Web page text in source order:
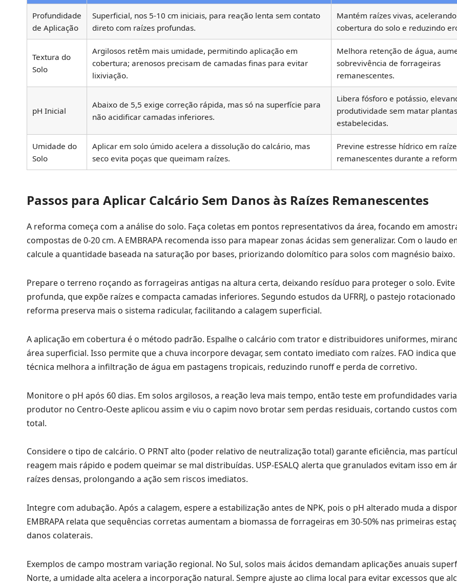
Profundidade
de Aplicação
Superficial, nos 5-10 cm iniciais, para reação lenta sem contato
direto com raízes profundas.
Mantém raízes vivas,
cobertura do solo e reduzindo
Textura do
Solo
Argilosos retêm mais umidade, permitindo aplicação em
cobertura; arenosos precisam de camadas finas para evitar
lixiviação.
Melhora retenção de água,
sobrevivência de forrageiras
remanescentes.
pH Inicial
Abaixo de 5,5 exige correção rápida, mas só na superfície para
não acidificar camadas inferiores.
Libera fósforo e potássio,
produtividade sem matar plantas
estabelecidas.
Umidade do
Solo
Aplicar em solo úmido acelera a dissolução do calcário, mas
seco evita poças que queimam raízes.
Previne estresse hídrico em
remanescentes durante a
Passos para Aplicar Calcário Sem Danos às Raízes Remanescentes
A reforma começa com a análise do solo. Faça coletas em pontos representativos da área, focando em
compostas de 0-20 cm. A EMBRAPA recomenda isso para mapear zonas ácidas sem generalizar. Com o laudo
calcule a quantidade baseada na saturação por bases, priorizando dolomítico para solos com magnésio baixo.
Prepare o terreno roçando as forrageiras antigas na altura certa, deixando resíduo para proteger o solo. Evite
profunda, que expõe raízes e compacta camadas inferiores. Segundo estudos da UFRRJ, o pastejo
reforma preserva mais o sistema radicular, facilitando a calagem superficial.
A aplicação em cobertura é o método padrão. Espalhe o calcário com trator e distribuidores uniformes,
área superficial. Isso permite que a chuva incorpore devagar, sem contato imediato com raízes. FAO indica que
técnica melhora a infiltração de água em pastagens tropicais, reduzindo runoff e perda de corretivo.
Monitore o pH após 60 dias. Em solos argilosos, a reação leva mais tempo, então teste em profundidades
produtor no Centro-Oeste aplicou assim e viu o capim novo brotar sem perdas residuais, cortando custos
total.
Considere o tipo de calcário. O PRNT alto (poder relativo de neutralização total) garante eficiência, mas
reagem mais rápido e podem queimar se mal distribuídas. USP-ESALQ alerta que granulados evitam isso em
raízes densas, prolongando a ação sem riscos imediatos.
Integre com adubação. Após a calagem, espere a estabilização antes de NPK, pois o pH alterado muda a
EMBRAPA relata que sequências corretas aumentam a biomassa de forrageiras em 30-50% nas primeiras
danos colaterais.
Exemplos de campo mostram variação regional. No Sul, solos mais ácidos demandam aplicações anuais
Norte, a umidade alta acelera a incorporação natural. Sempre ajuste ao clima local para evitar excessos que